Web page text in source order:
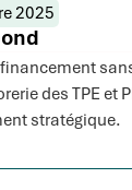
2025
des TPE et
stratégique.